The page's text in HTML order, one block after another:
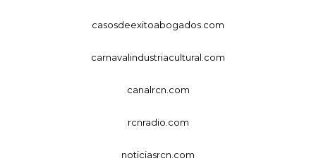
casosdeexitoabogados.com
carnavalindustriacultural.com
canalrcn.com
rcnradio.com
noticiasrcn.com